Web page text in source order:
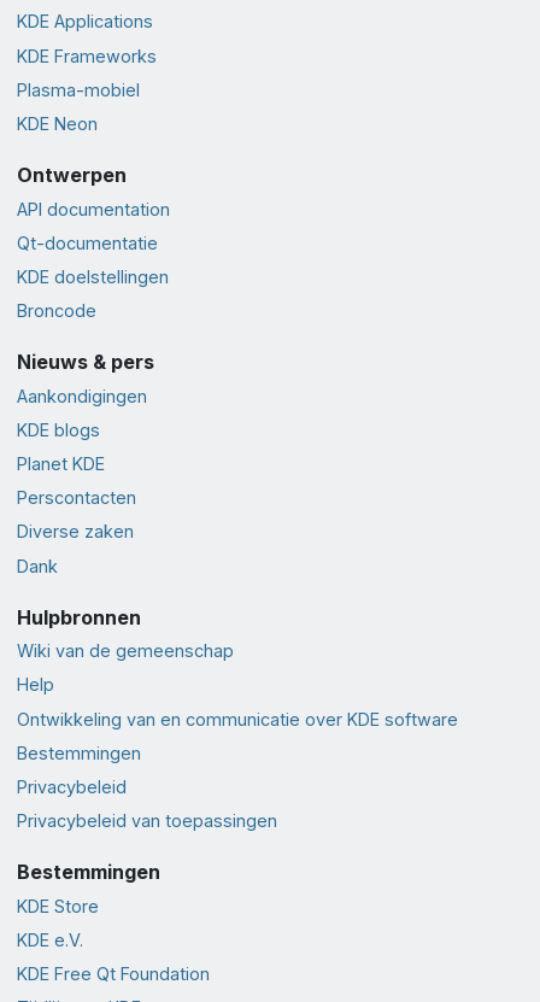
KDE Applications
KDE Frameworks
Plasma-mobiel
KDE Neon
Ontwerpen
API documentation
Qt-documentatie
KDE doelstellingen
Broncode
Nieuws & pers
Aankondigingen
KDE blogs
Planet KDE
Perscontacten
Diverse zaken
Dank
Hulpbronnen
Wiki van de gemeenschap
Help
Ontwikkeling van en communicatie over KDE software
Bestemmingen
Privacybeleid
Privacybeleid van toepassingen
Bestemmingen
KDE Store
KDE e.V.
KDE Free Qt Foundation